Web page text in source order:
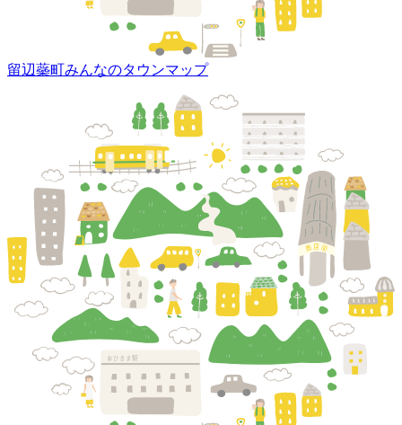
留辺蘂町みんなのタウンマップ